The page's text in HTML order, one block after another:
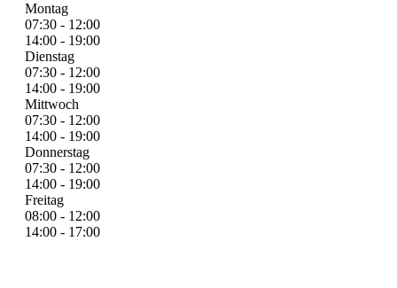
Montag
07:30 - 12:00
14:00 - 19:00
Dienstag
07:30 - 12:00
14:00 - 19:00
Mittwoch
07:30 - 12:00
14:00 - 19:00
Donnerstag
07:30 - 12:00
14:00 - 19:00
Freitag
08:00 - 12:00
14:00 - 17:00